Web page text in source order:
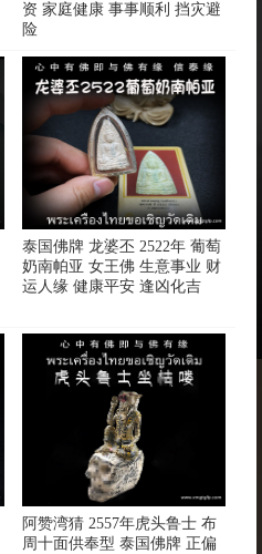
资 家庭健康 事事顺利 挡灾避
险
泰国佛牌 龙婆丕 2522年 葡萄
奶南帕亚 女王佛 生意事业 财
运人缘 健康平安 逢凶化吉
阿赞湾猜 2557年虎头鲁士 布
周十面供奉型 泰国佛牌 正偏